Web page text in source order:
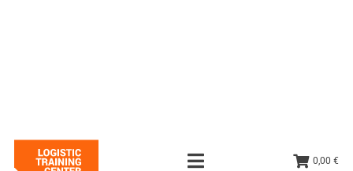
0,00 €